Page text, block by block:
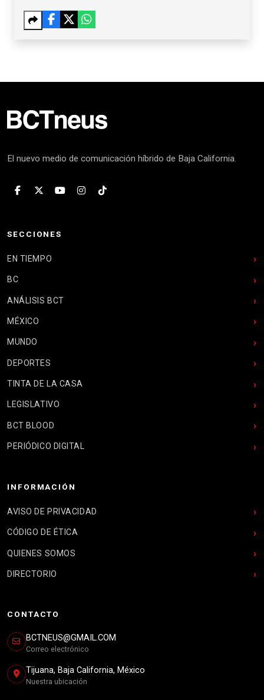
El nuevo medio de comunicación híbrido de Baja California.
SECCIONES
EN TIEMPO
BC
ANÁLISIS BCT
MÉXICO
MUNDO
DEPORTES
TINTA DE LA CASA
LEGISLATIVO
BCT BLOOD
PERIÓDICO DIGITAL
INFORMACIÓN
AVISO DE PRIVACIDAD
CÓDIGO DE ÉTICA
QUIENES SOMOS
DIRECTORIO
CONTACTO
BCTNEUS@GMAIL.COM
Correo electrónico
Tijuana, Baja California, México
Nuestra ubicación